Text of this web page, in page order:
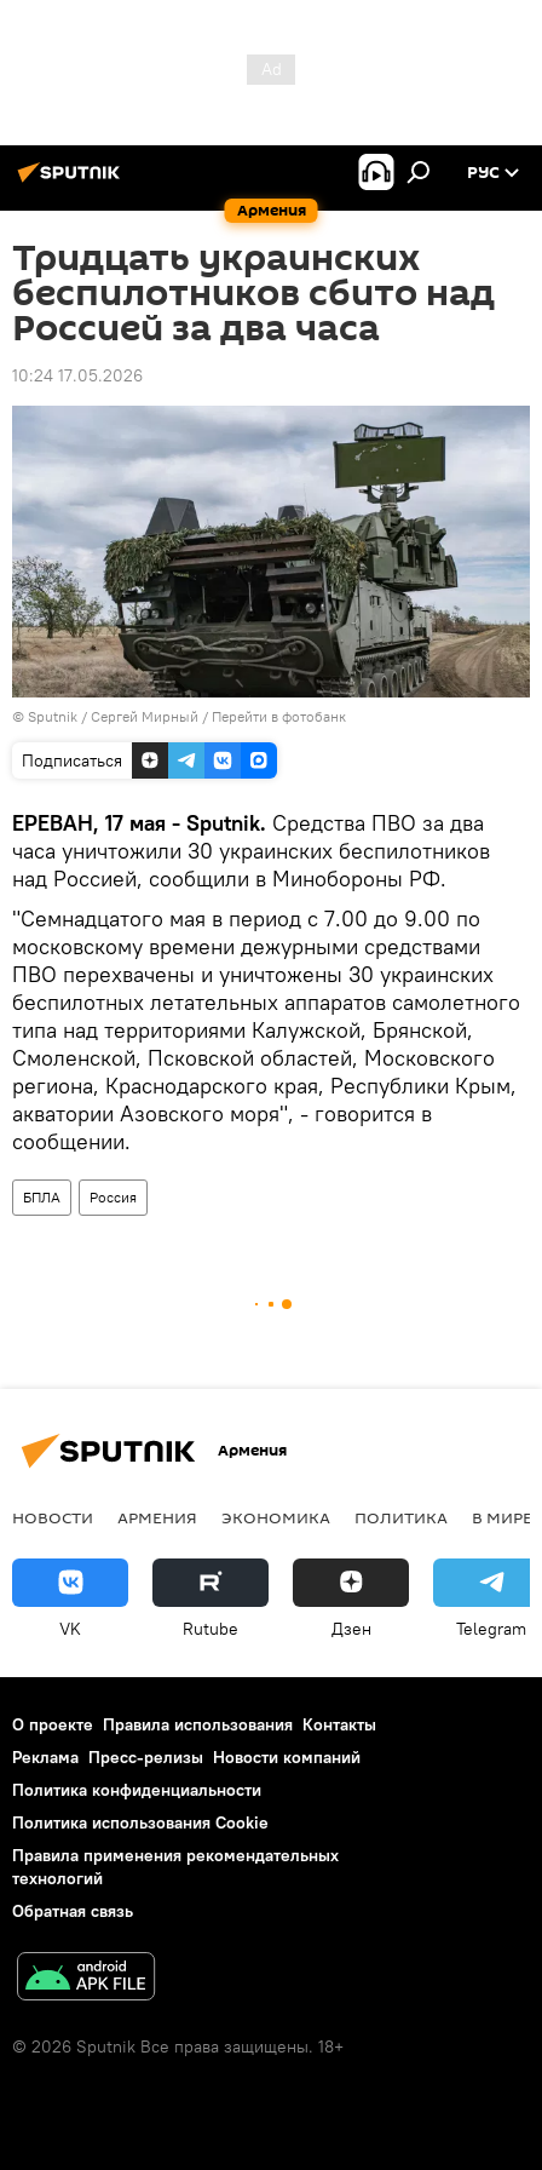
Армения
РУС
Тридцать украинских
беспилотников сбито над
Россией за два часа
10:24 17.05.2026
© Sputnik / Сергей Мирный / Перейти в фотобанк
Подписаться
ЕРЕВАН, 17 мая - Sputnik. Средства ПВО за два
часа уничтожили 30 украинских беспилотников
над Россией, сообщили в Минобороны РФ.
"Семнадцатого мая в период с 7.00 до 9.00 по
московскому времени дежурными средствами
ПВО перехвачены и уничтожены 30 украинских
беспилотных летательных аппаратов самолетного
типа над территориями Калужской, Брянской,
Смоленской, Псковской областей, Московского
региона, Краснодарского края, Республики Крым,
акватории Азовского моря", - говорится в
сообщении.
БПЛА Россия
Армения
НОВОСТИ АРМЕНИЯ ЭКОНОМИКА ПОЛИТИКА В МИРЕ
VK Rutube Дзен Telegram
О проекте Правила использования Контакты
Реклама Пресс-релизы Новости компаний
Политика конфиденциальности
Политика использования Cookie
Правила применения рекомендательных
технологий
Обратная связь
© 2026 Sputnik Все права защищены. 18+